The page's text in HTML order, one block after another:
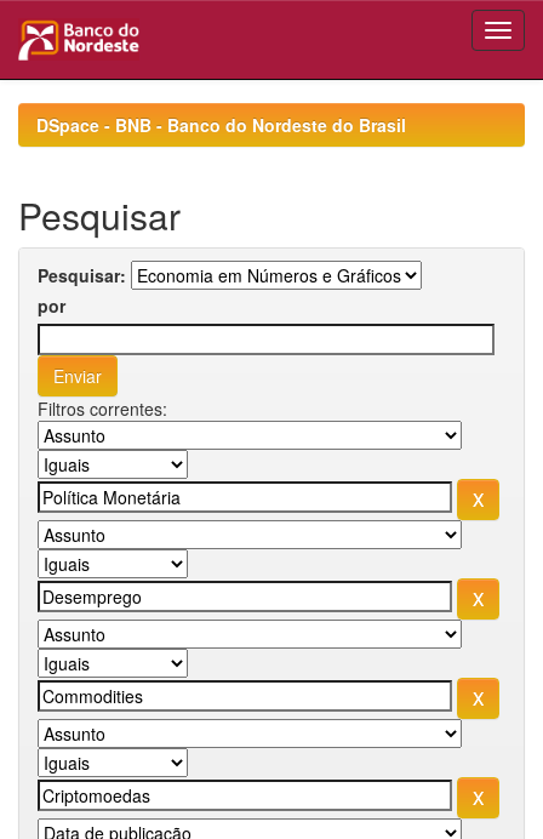
navigationDSpace - BNB - Banco do Nordeste do Brasil
Pesquisar
Pesquisar:
por
Filtros correntes: